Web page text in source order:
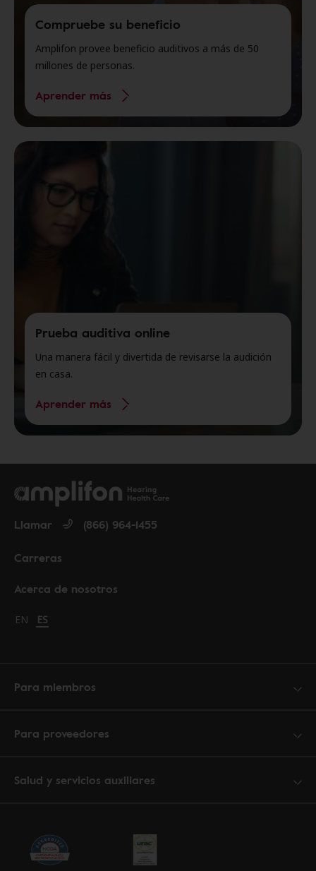
Compruebe su beneficio
Amplifon provee beneficio auditivos a más de 50
millones de personas.
Aprender más
Prueba auditiva online
Una manera fácil y divertida de revisarse la audición
en casa.
Aprender más
Acerca de nosotros
Carreras
Llamar (866) 964-1455
Change language to English
EN Cambiar idioma a español
ES
Para miembros
Para proveedores
Salud y servicios auxiliares